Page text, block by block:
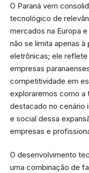
O Paraná vem
tecnológico de
mercados na Europa
não se limita apenas
eletrônicas; ele
empresas
competitividade em
exploraremos como a
destacado no cenário
e social dessa
empresas e
O desenvolvimento
uma combinação de